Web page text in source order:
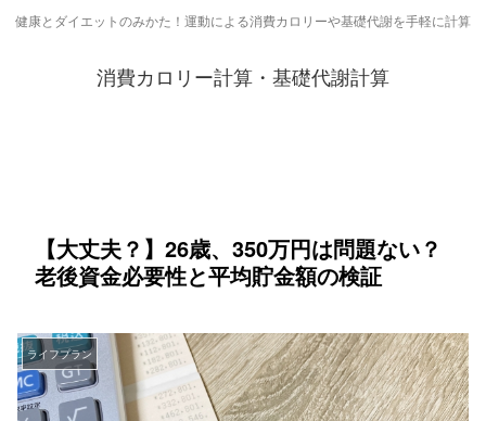
健康とダイエットのみかた！運動による消費カロリーや基礎代謝を手軽に計算
消費カロリー計算・基礎代謝計算
【大丈夫？】26歳、350万円は問題ない？
老後資金必要性と平均貯金額の検証
ライフプラン